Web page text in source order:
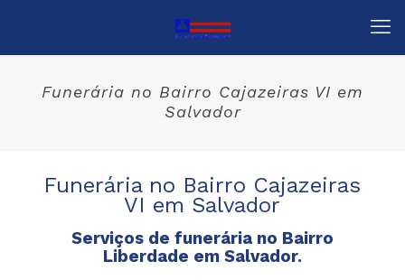
Funerária no Bairro Cajazeiras VI em
Salvador
Funerária no Bairro Cajazeiras
VI em Salvador
Serviços de funerária no Bairro
Liberdade em Salvador.